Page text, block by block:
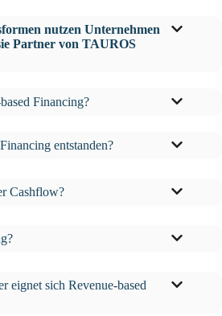
nutzen Unternehmen
Partner von TAUROS
Financing?
entstanden?
Cashflow?
eignet sich Revenue-based